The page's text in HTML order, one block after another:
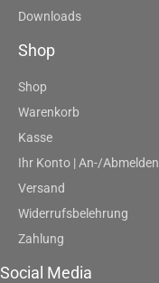
Downloads
Shop
Shop
Warenkorb
Kasse
Ihr Konto | An-/Abmelden
Versand
Widerrufsbelehrung
Zahlung
Social Media